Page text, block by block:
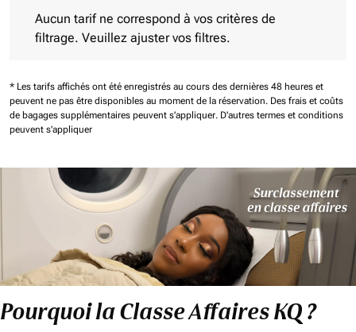
Aucun tarif ne correspond à vos critères de
filtrage. Veuillez ajuster vos filtres.
* Les tarifs affichés ont été enregistrés au cours des dernières 48 heures et
peuvent ne pas être disponibles au moment de la réservation. Des frais et coûts
de bagages supplémentaires peuvent s'appliquer. D'autres termes et conditions
peuvent s'appliquer
Pourquoi la Classe Affaires KQ ?